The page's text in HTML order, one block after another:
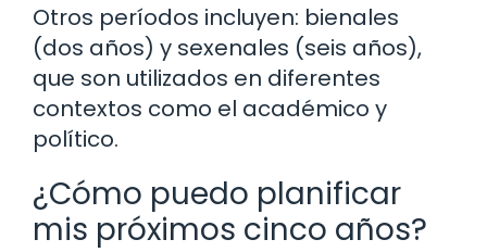
Otros períodos incluyen: bienales
(dos años) y sexenales (seis años),
que son utilizados en diferentes
contextos como el académico y
político.
¿Cómo puedo planificar
mis próximos cinco años?